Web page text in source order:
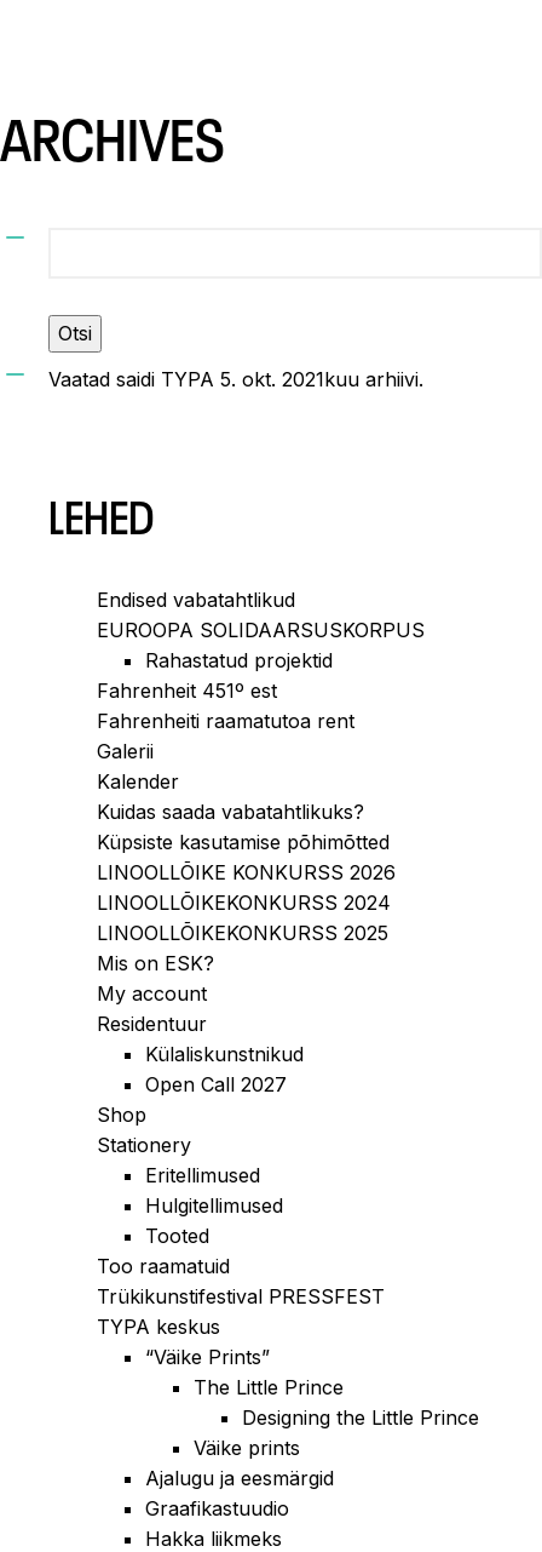
ARCHIVES
Vaatad saidi TYPA 5. okt. 2021kuu arhiivi.
LEHED
Endised vabatahtlikud
EUROOPA SOLIDAARSUSKORPUS
Rahastatud projektid
Fahrenheit 451º est
Fahrenheiti raamatutoa rent
Galerii
Kalender
Kuidas saada vabatahtlikuks?
Küpsiste kasutamise põhimõtted
LINOOLLÕIKE KONKURSS 2026
LINOOLLÕIKEKONKURSS 2024
LINOOLLÕIKEKONKURSS 2025
Mis on ESK?
My account
Residentuur
Külaliskunstnikud
Open Call 2027
Shop
Stationery
Eritellimused
Hulgitellimused
Tooted
Too raamatuid
Trükikunstifestival PRESSFEST
TYPA keskus
“Väike Prints”
The Little Prince
Designing the Little Prince
Väike prints
Ajalugu ja eesmärgid
Graafikastuudio
Hakka liikmeks